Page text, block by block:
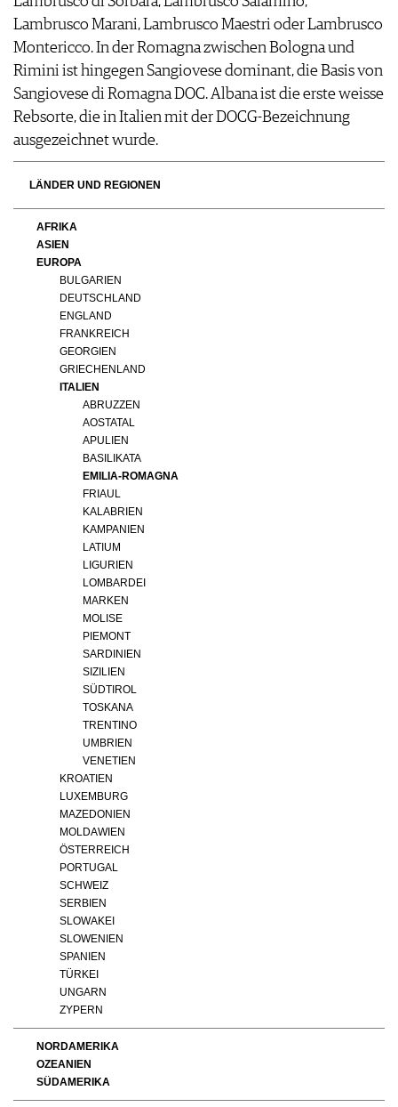
Lambrusco Marani, Lambrusco Maestri oder Lambrusco
Montericco. In der Romagna zwischen Bologna und
Rimini ist hingegen Sangiovese dominant, die Basis von
Sangiovese di Romagna DOC. Albana ist die erste weisse
Rebsorte, die in Italien mit der DOCG-Bezeichnung
ausgezeichnet wurde.
LÄNDER UND REGIONEN
AFRIKA
ASIEN
EUROPA
BULGARIEN
DEUTSCHLAND
ENGLAND
FRANKREICH
GEORGIEN
GRIECHENLAND
ITALIEN
ABRUZZEN
AOSTATAL
APULIEN
BASILIKATA
EMILIA-ROMAGNA
FRIAUL
KALABRIEN
KAMPANIEN
LATIUM
LIGURIEN
LOMBARDEI
MARKEN
MOLISE
PIEMONT
SARDINIEN
SIZILIEN
SÜDTIROL
TOSKANA
TRENTINO
UMBRIEN
VENETIEN
KROATIEN
LUXEMBURG
MAZEDONIEN
MOLDAWIEN
ÖSTERREICH
PORTUGAL
SCHWEIZ
SERBIEN
SLOWAKEI
SLOWENIEN
SPANIEN
TÜRKEI
UNGARN
ZYPERN
NORDAMERIKA
OZEANIEN
SÜDAMERIKA